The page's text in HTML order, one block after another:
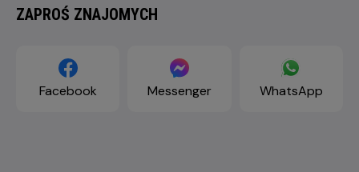
ZAPROŚ ZNAJOMYCH
Facebook Messenger WhatsApp